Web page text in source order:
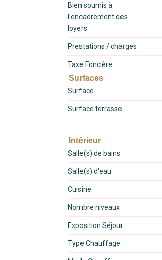
Bien soumis à
l'encadrement des
loyers
Prestations / charges
Taxe Foncière
Surfaces
Surface
Surface terrasse
Intérieur
Salle(s) de bains
Salle(s) d'eau
Cuisine
Nombre niveaux
Exposition Séjour
Type Chauffage